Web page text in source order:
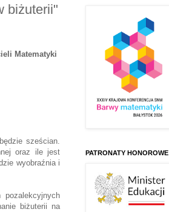
biżuterii"
Matematyki
sześcian.
oraz ile jest
wyobraźnia i
biżuterii na
PATRONATY HONOROWE